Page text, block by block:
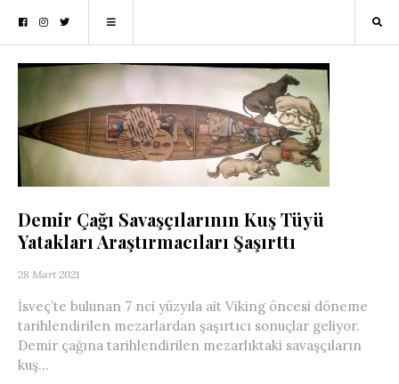
Demir Çağı Savaşçılarının Kuş Tüyü
Yatakları Araştırmacıları Şaşırttı
28 Mart 2021
İsveç’te bulunan 7 nci yüzyıla ait Viking öncesi döneme
tarihlendirilen mezarlardan şaşırtıcı sonuçlar geliyor.
Demir çağına tarihlendirilen mezarlıktaki savaşçıların
kuş...